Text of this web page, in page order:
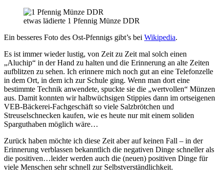
etwas lädierte 1 Pfennig Münze DDR
Ein besseres Foto des Ost-Pfennigs gibt’s bei Wikipedia.
Es ist immer wieder lustig, von Zeit zu Zeit mal solch einen
„Aluchip“ in der Hand zu halten und die Erinnerung an alte Zeiten
aufblitzen zu sehen. Ich erinnere mich noch gut an eine Telefonzelle
in dem Ort, in dem ich zur Schule ging. Wenn man dort eine
bestimmte Technik anwendete, spuckte sie die „wertvollen“ Münzen
aus. Damit konnten wir halbwüchsigen Stippies dann im ortseigenen
VEB-Bäckerei-Fachgeschäft so viele Salzbrötchen und
Streuselschnecken kaufen, wie es heute nur mit einem soliden
Sparguthaben möglich wäre…
Zurück haben möchte ich diese Zeit aber auf keinen Fall – in der
Erinnerung verblassen bekanntlich die negativen Dinge schneller als
die positiven…leider werden auch die (neuen) positiven Dinge für
viele Menschen sehr schnell zur Selbstverständlichkeit.